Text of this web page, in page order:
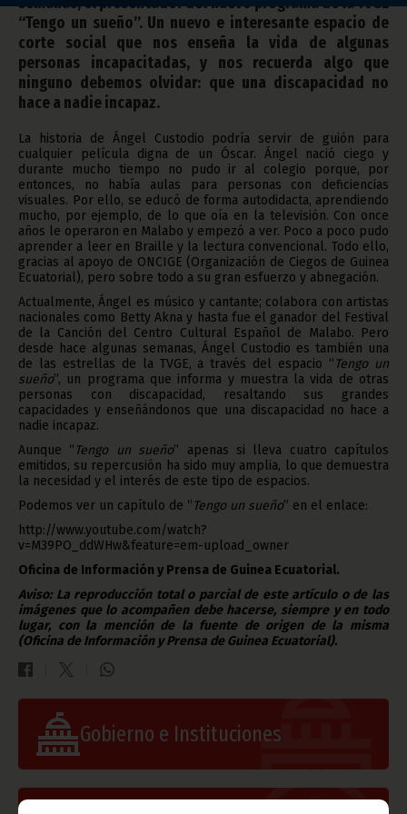
“Tengo un sueño”. Un nuevo e interesante espacio de
corte social que nos enseña la vida de algunas
personas incapacitadas, y nos recuerda algo que
ninguno debemos olvidar: que una discapacidad no
hace a nadie incapaz.
La historia de Ángel Custodio podría servir de guión para
cualquier película digna de un Óscar. Ángel nació ciego y
durante mucho tiempo no pudo ir al colegio porque, por
entonces, no había aulas para personas con deficiencias
visuales. Por ello, se educó de forma autodidacta, aprendiendo
mucho, por ejemplo, de lo que oía en la televisión. Con once
años le operaron en Malabo y empezó a ver. Poco a poco pudo
aprender a leer en Braille y la lectura convencional. Todo ello,
gracias al apoyo de ONCIGE (Organización de Ciegos de Guinea
Ecuatorial), pero sobre todo a su gran esfuerzo y abnegación.
Actualmente, Ángel es músico y cantante; colabora con artistas
nacionales como Betty Akna y hasta fue el ganador del Festival
de la Canción del Centro Cultural Español de Malabo. Pero
desde hace algunas semanas, Ángel Custodio es también una
de las estrellas de la TVGE, a través del espacio “ Tengo un
sueño”, un programa que informa y muestra la vida de otras
personas con discapacidad, resaltando sus grandes
capacidades y enseñándonos que una discapacidad no hace a
nadie incapaz.
Aunque “ Tengo un sueño” apenas si lleva cuatro capítulos
emitidos, su repercusión ha sido muy amplia, lo que demuestra
la necesidad y el interés de este tipo de espacios.
Podemos ver un capítulo de “ Tengo un sueño” en el enlace:
http://www.youtube.com/watch?
v=M39PO_ddWHw&feature=em-upload_owner
Oficina de Información y Prensa de Guinea Ecuatorial.
Aviso: La reproducción total o parcial de este artículo o de las
imágenes que lo acompañen debe hacerse, siempre y en todo
lugar, con la mención de la fuente de origen de la misma
(Oficina de Información y Prensa de Guinea Ecuatorial).
Gobierno e Instituciones